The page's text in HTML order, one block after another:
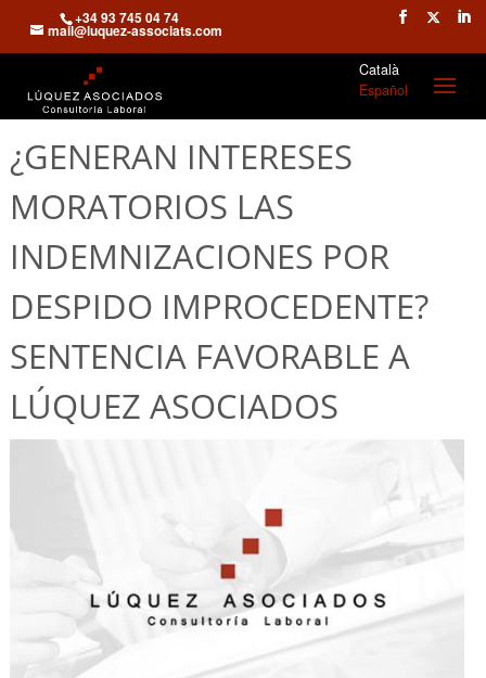
+34 93 745 04 74
mail@luquez-associats.com
Català
Español
¿GENERAN INTERESES
MORATORIOS LAS
INDEMNIZACIONES POR
DESPIDO IMPROCEDENTE?
SENTENCIA FAVORABLE A
LÚQUEZ ASOCIADOS